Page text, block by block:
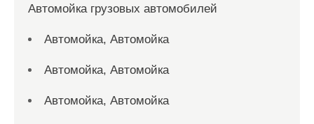
Автомойка грузовых автомобилей
Автомойка, Автомойка
Автомойка, Автомойка
Автомойка, Автомойка